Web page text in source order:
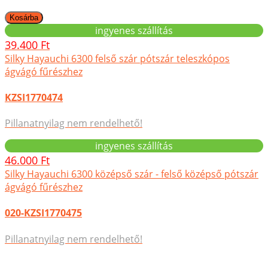
ingyenes szállítás
39.400 Ft
Silky Hayauchi 6300 felső szár pótszár teleszkópos
ágvágó fűrészhez
KZSI1770474
Pillanatnyilag nem rendelhető!
ingyenes szállítás
46.000 Ft
Silky Hayauchi 6300 középső szár - felső középső pótszár
ágvágó fűrészhez
020-KZSI1770475
Pillanatnyilag nem rendelhető!